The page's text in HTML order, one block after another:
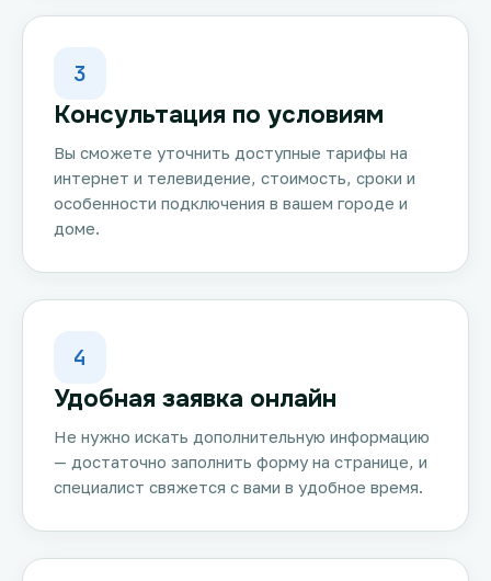
3
Консультация по условиям
Вы сможете уточнить доступные тарифы на
интернет и телевидение, стоимость, сроки и
особенности подключения в вашем городе и
доме.
4
Удобная заявка онлайн
Не нужно искать дополнительную информацию
— достаточно заполнить форму на странице, и
специалист свяжется с вами в удобное время.